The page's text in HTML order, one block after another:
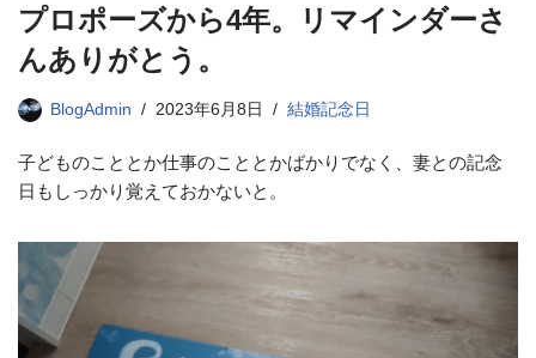
プロポーズから4年。リマインダーさ
んありがとう。
BlogAdmin 2023年6月8日 結婚記念日
子どものこととか仕事のこととかばかりでなく、妻との記念
日もしっかり覚えておかないと。